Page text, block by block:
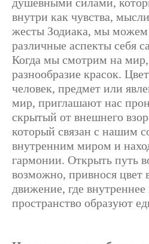
душевными силами,
внутри как чувства,
жесты Зодиака, мы
различные аспекты себя
Когда мы смотрим на
разнообразие красок.
человек, предмет или
мир, приглашают нас
скрытый от внешнего
который связан с нашим
внутренним миром и
гармонии. Открыть путь
возможно, привнося цвет
движение, где
пространство образуют